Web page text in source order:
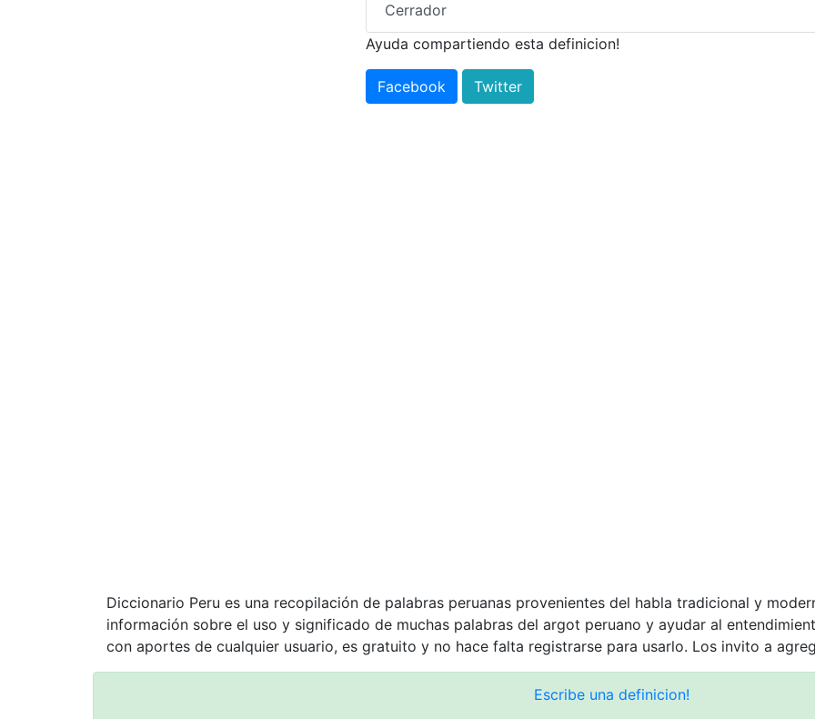
Cerrador
Ayuda compartiendo esta definicion!
Facebook Twitter
Diccionario Peru es una recopilación de palabras peruanas provenientes del habla tradicional y
información sobre el uso y significado de muchas palabras del argot peruano y ayudar al
con aportes de cualquier usuario, es gratuito y no hace falta registrarse para usarlo. Los invito a
Escribe una definicion!